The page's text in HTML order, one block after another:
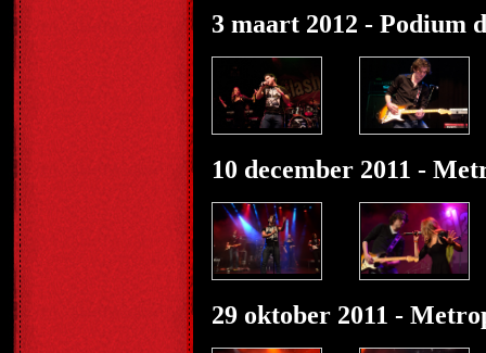
3 maart 2012 - Podium
10 december 2011 -
29 oktober 2011 -